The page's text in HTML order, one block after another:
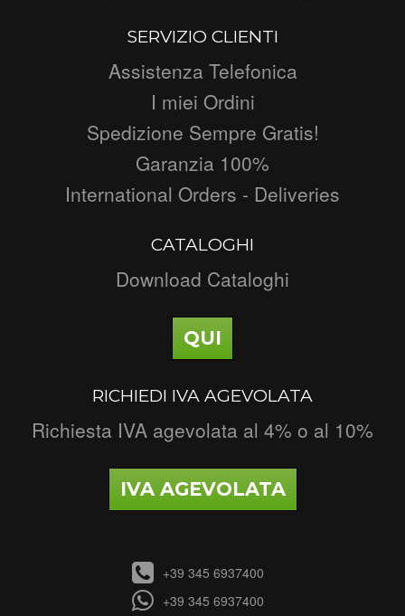
SERVIZIO CLIENTI
Assistenza Telefonica
I miei Ordini
Spedizione Sempre Gratis!
Garanzia 100%
International Orders - Deliveries
CATALOGHI
Download Cataloghi
QUI
RICHIEDI IVA AGEVOLATA
Richiesta IVA agevolata al 4% o al 10%
IVA AGEVOLATA
+39 345 6937400
+39 345 6937400